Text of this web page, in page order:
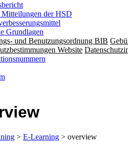
der HSD
Grundlagen
und Benutzungsordnung BIB
Website
> E-Learning > overview